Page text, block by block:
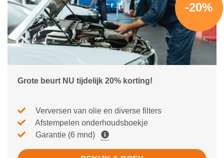
-20%
Grote beurt NU tijdelijk 20% korting!
Verversen van olie en diverse filters
Afstempelen onderhoudsboekje
Garantie (6 mnd)